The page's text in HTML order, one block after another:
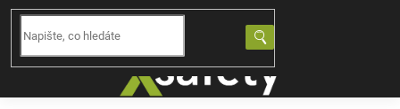
Přejít
obsah